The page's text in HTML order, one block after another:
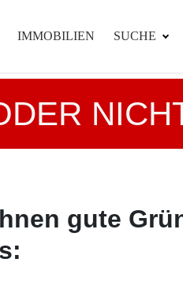
IMMOBILIEN SUCHE
gute